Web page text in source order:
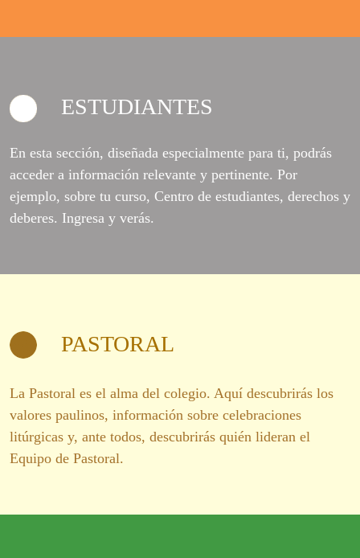
ESTUDIANTES
En esta sección, diseñada especialmente para ti, podrás
acceder a información relevante y pertinente. Por
ejemplo, sobre tu curso, Centro de estudiantes, derechos y
deberes. Ingresa y verás.
PASTORAL
La Pastoral es el alma del colegio. Aquí descubrirás los
valores paulinos, información sobre celebraciones
litúrgicas y, ante todos, descubrirás quién lideran el
Equipo de Pastoral.